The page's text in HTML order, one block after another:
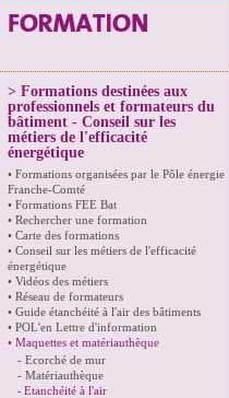
> Formations destinées aux
professionnels et formateurs du
bâtiment - Conseil sur les
métiers de l'efficacité
énergétique
• Formations organisées par le Pôle énergie
Franche-Comté
• Formations FEE Bat
• Rechercher une formation
• Carte des formations
• Conseil sur les métiers de l'efficacité
énergétique
• Vidéos des métiers
• Réseau de formateurs
• Guide étanchéité à l'air des bâtiments
• POL'en Lettre d'information
• Maquettes et matériauthèque
- Ecorché de mur
- Matériauthèque
- Etanchéité à l'air